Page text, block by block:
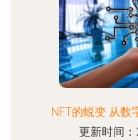
NFT的蜕变 从数
更新时间